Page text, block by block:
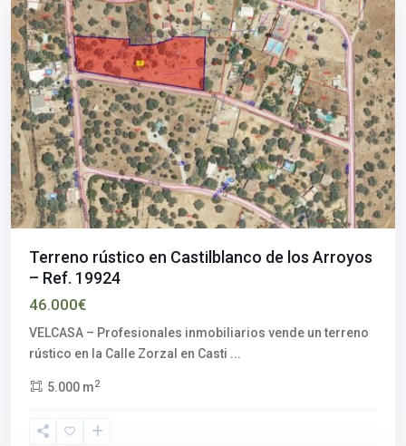
Terreno rústico en Castilblanco de los Arroyos
– Ref. 19924
46.000€
VELCASA – Profesionales inmobiliarios vende un terreno
rústico en la Calle Zorzal en Casti ...
5.000 m2